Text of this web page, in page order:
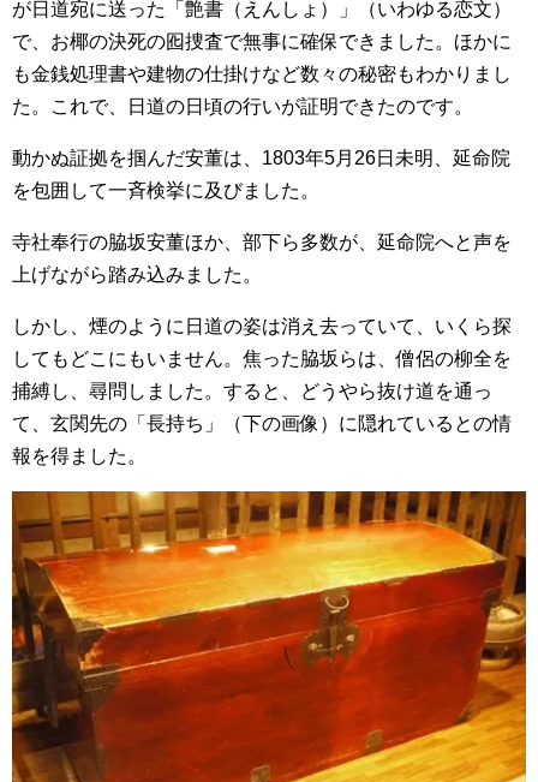
が日道宛に送った「艶書（えんしょ）」（いわゆる恋文）
で、お椰の決死の囮捜査で無事に確保できました。ほかに
も金銭処理書や建物の仕掛けなど数々の秘密もわかりまし
た。これで、日道の日頃の行いが証明できたのです。
動かぬ証拠を掴んだ安董は、1803年5月26日未明、延命院
を包囲して一斉検挙に及びました。
寺社奉行の脇坂安董ほか、部下ら多数が、延命院へと声を
上げながら踏み込みました。
しかし、煙のように日道の姿は消え去っていて、いくら探
してもどこにもいません。焦った脇坂らは、僧侶の柳全を
捕縛し、尋問しました。すると、どうやら抜け道を通っ
て、玄関先の「長持ち」（下の画像）に隠れているとの情
報を得ました。